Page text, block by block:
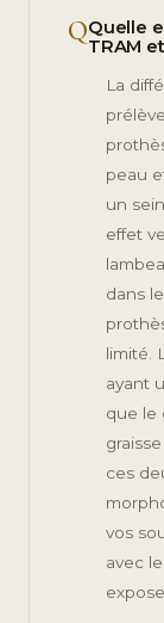
QQuelle
TRAM
La
peau
un
effet
dans
limité.
ayant
que le
ces
vos
avec